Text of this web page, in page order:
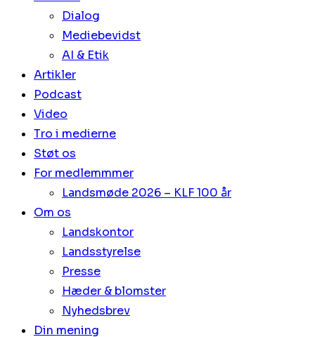
Dialog
Mediebevidst
AI & Etik
Artikler
Podcast
Video
Tro i medierne
Støt os
For medlemmmer
Landsmøde 2026 – KLF 100 år
Om os
Landskontor
Landsstyrelse
Presse
Hæder & blomster
Nyhedsbrev
Din mening